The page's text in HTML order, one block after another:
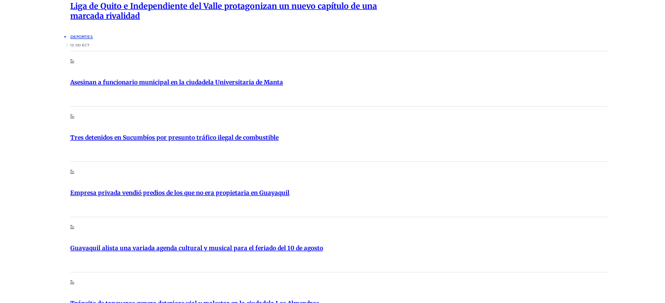
Liga de Quito e Independiente del Valle protagonizan un nuevo capítulo de una
marcada rivalidad
DEPORTES
12:00 ECT
Asesinan a funcionario municipal en la ciudadela Universitaria de Manta
Tres detenidos en Sucumbíos por presunto tráfico ilegal de combustible
Empresa privada vendió predios de los que no era propietaria en Guayaquil
Guayaquil alista una variada agenda cultural y musical para el feriado del 10 de agosto